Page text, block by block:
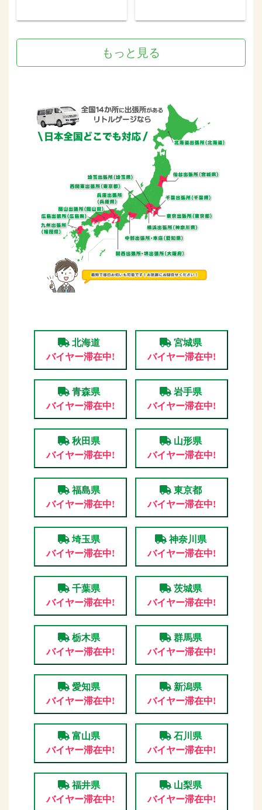
もっと見る
北海道
バイヤー滞在中!
宮城県
バイヤー滞在中!
青森県
バイヤー滞在中!
岩手県
バイヤー滞在中!
秋田県
バイヤー滞在中!
山形県
バイヤー滞在中!
福島県
バイヤー滞在中!
東京都
バイヤー滞在中!
埼玉県
バイヤー滞在中!
神奈川県
バイヤー滞在中!
千葉県
バイヤー滞在中!
茨城県
バイヤー滞在中!
栃木県
バイヤー滞在中!
群馬県
バイヤー滞在中!
愛知県
バイヤー滞在中!
新潟県
バイヤー滞在中!
富山県
バイヤー滞在中!
石川県
バイヤー滞在中!
福井県
バイヤー滞在中!
山梨県
バイヤー滞在中!